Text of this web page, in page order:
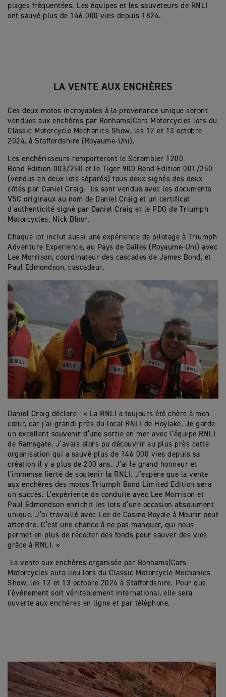
plages fréquentées. Les équipes et les sauveteurs de RNLI
ont sauvé plus de 146 000 vies depuis 1824.
LA VENTE AUX ENCHÈRES
Ces deux motos incroyables à la provenance unique seront
vendues aux enchères par Bonhams|Cars Motorcycles lors du
Classic Motorcycle Mechanics Show, les 12 et 13 octobre
2024, à Staffordshire (Royaume-Uni).
Les enchérisseurs remporteront le Scrambler 1200
Bond Edition 003/250 et le Tiger 900 Bond Edition 001/250
(vendus en deux lots séparés) tous deux signés des deux
côtés par Daniel Craig. Ils sont vendus avec les documents
V5C originaux au nom de Daniel Craig et un certificat
d’authenticité signé par Daniel Craig et le PDG de Triumph
Motorcycles, Nick Bloor.
Chaque lot inclut aussi une expérience de pilotage à Triumph
Adventure Experience, au Pays de Galles (Royaume-Uni) avec
Lee Morrison, coordinateur des cascades de James Bond, et
Paul Edmondson, cascadeur.
Daniel Craig déclare : « La RNLI a toujours été chère à mon
cœur, car j’ai grandi près du local RNLI de Hoylake. Je garde
un excellent souvenir d’une sortie en mer avec l’équipe RNLI
de Ramsgate. J’avais alors pu découvrir au plus près cette
organisation qui a sauvé plus de 146 000 vies depuis sa
création il y a plus de 200 ans. J’ai le grand honneur et
l’immense fierté de soutenir la RNLI. J’espère que la vente
aux enchères des motos Triumph Bond Limited Edition sera
un succès. L’expérience de conduite avec Lee Morrison et
Paul Edmondson enrichit les lots d’une occasion absolument
unique. J’ai travaillé avec Lee de Casino Royale à Mourir peut
attendre. C’est une chance à ne pas manquer, qui nous
permet en plus de récolter des fonds pour sauver des vies
grâce à RNLI. »
La vente aux enchères organisée par Bonhams|Cars
Motorcycles aura lieu lors du Classic Motorcycle Mechanics
Show, les 12 et 13 octobre 2024 à Staffordshire. Pour que
l’événement soit véritablement international, elle sera
ouverte aux enchères en ligne et par téléphone.